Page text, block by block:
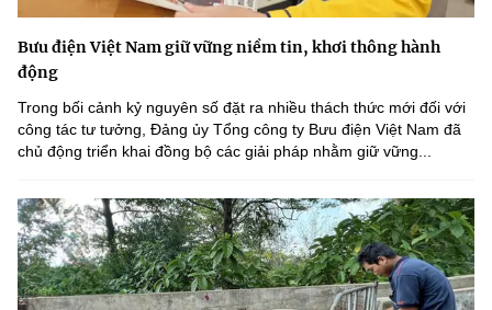
Bưu điện Việt Nam giữ vững niềm tin, khơi thông hành
động
Trong bối cảnh kỷ nguyên số đặt ra nhiều thách thức mới đối với
công tác tư tưởng, Đảng ủy Tổng công ty Bưu điện Việt Nam đã
chủ động triển khai đồng bộ các giải pháp nhằm giữ vững...